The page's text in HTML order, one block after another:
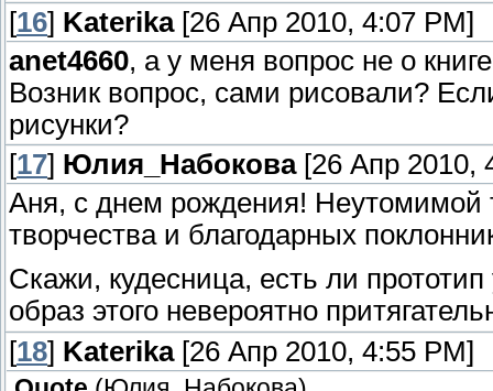
[16] Katerika[26 Апр 2010, 4:07 PM]
anet4660, а у меня вопрос не о
Возник вопрос, сами рисовали?
рисунки?
[17] Юлия_Набокова[26 Апр 2010,
Аня, с днем рождения! Неутомимой
творчества и благодарных
Скажи, кудесница, есть ли
образ этого невероятно
[18] Katerika[26 Апр 2010, 4:55 PM]